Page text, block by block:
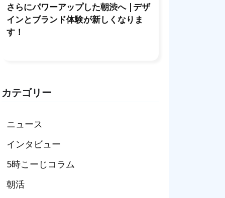
さらにパワーアップした朝渋へ |デザ
インとブランド体験が新しくなりま
す！
カテゴリー
ニュース
インタビュー
5時こーじコラム
朝活